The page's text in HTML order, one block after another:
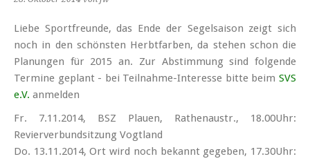
Liebe Sportfreunde, das Ende der Segelsaison zeigt sich
noch in den schönsten Herbtfarben, da stehen schon die
Planungen für 2015 an. Zur Abstimmung sind folgende
Termine geplant - bei Teilnahme-Interesse bitte beim SVS
e.V. anmelden
Fr. 7.11.2014, BSZ Plauen, Rathenaustr., 18.00Uhr:
Revierverbundsitzung Vogtland
Do. 13.11.2014, Ort wird noch bekannt gegeben, 17.30Uhr: